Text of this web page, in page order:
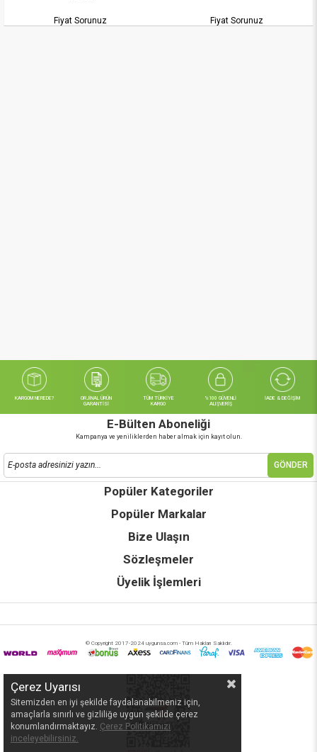
Fiyat Sorunuz Fiyat Sorunuz
KARGOM NEREDE?
ORJİNAL ÜRÜN
GARANTİSİ
TÜM TÜRKİYE
KARGO
%100 GÜVENLİ
ALIŞVERİŞ
İADE & DEĞİŞİM
E-Bülten Aboneliği
Kampanya ve yeniliklerden haber almak için kayıt olun.
GÖNDER
Popüler Kategoriler
Popüler Markalar
Bize Ulaşın
Sözleşmeler
Üyelik İşlemleri
© Copyright 2017-2024 uygunsa.com - Tüm Hakları Saklıdır.
Çerez Uyarısı
Sitemizden en iyi şekilde faydalanabilmeniz için,
amaçlarla sınırlı ve gizliliğe uygun şekilde çerez
konumlandırmaktayız. Çerez Politikamızı
inceleyebilirsiniz.